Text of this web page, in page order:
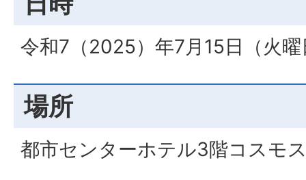
令和7（2025）年7月15日（火曜
場所
都市センターホテル3階コスモ